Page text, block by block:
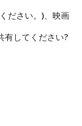
ださい。)、映画
有してください?